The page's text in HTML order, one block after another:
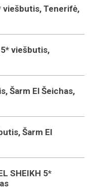
viešbutis, Tenerifė,
5* viešbutis,
Šarm El Šeichas,
Šarm El
SHEIKH 5*